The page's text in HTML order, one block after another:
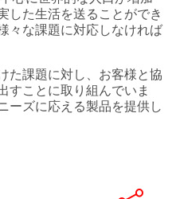
した生活を送ることができ
々な課題に対応しなければ
た課題に対し、お客様と協
すことに取り組んでいま
ーズに応える製品を提供し